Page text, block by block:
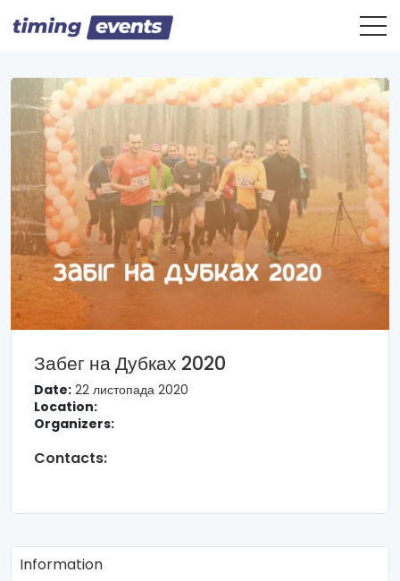
Забег на Дубках 2020
Date: 22 листопада 2020
Location:
Organizers:
Contacts:
Information